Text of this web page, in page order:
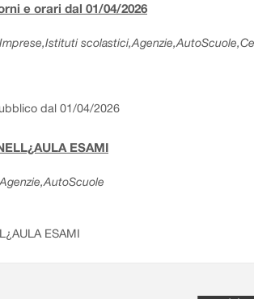
e orari dal 01/04/2026
dal 01/04/2026
ESAMI
ESAMI